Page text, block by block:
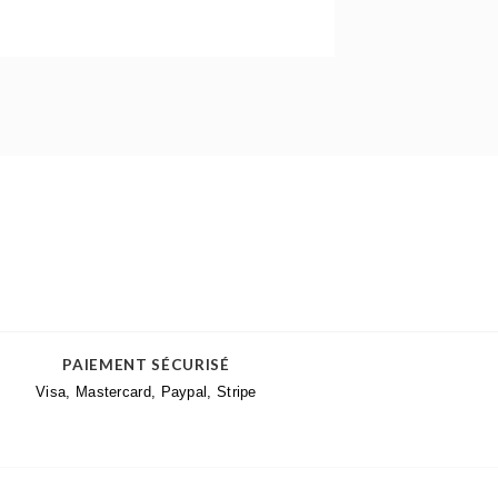
PAIEMENT SÉCURISÉ
Visa, Mastercard, Paypal, Stripe